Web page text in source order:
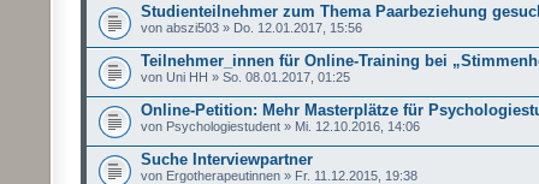
Studienteilnehmer zum Thema Paarbeziehung
von abszi503 » Do. 12.01.2017, 15:56
Teilnehmer_innen für Online-Training bei
von Uni HH » So. 08.01.2017, 01:25
Online-Petition: Mehr Masterplätze für
von Psychologiestudent » Mi. 12.10.2016, 14:06
Suche Interviewpartner
von Ergotherapeutinnen » Fr. 11.12.2015, 19:38